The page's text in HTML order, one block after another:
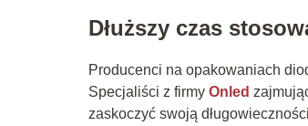
Dłuższy czas
Producenci na opakowaniach
Specjaliści z firmy Onled
zaskoczyć swoją